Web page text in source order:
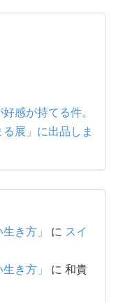
感が持てる件。
展」に出品しま
き方」 に スイ
き方」
に 和貴